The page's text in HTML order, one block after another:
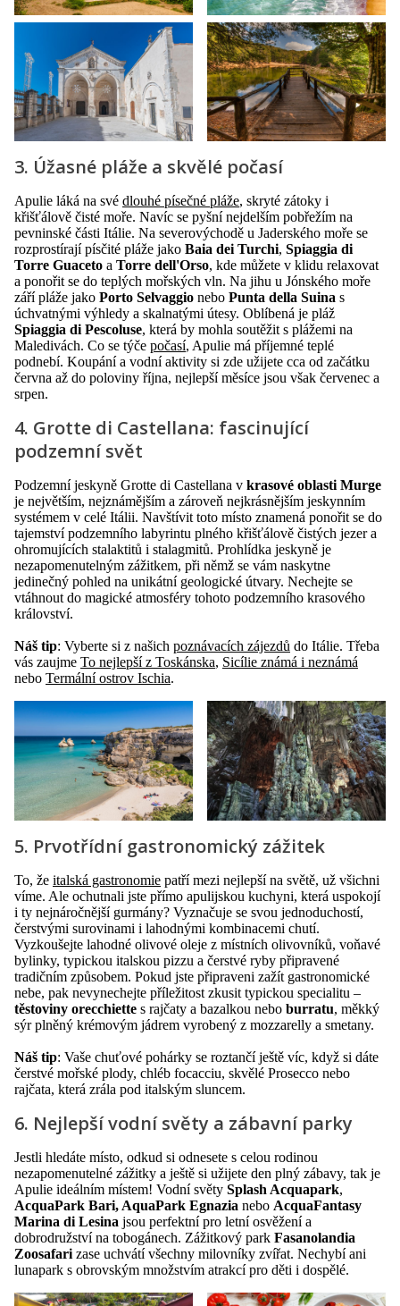
3. Úžasné pláže a skvělé počasí
Apulie láká na své dlouhé písečné pláže, skryté zátoky i
křišťálově čisté moře. Navíc se pyšní nejdelším pobřežím na
pevninské části Itálie. Na severovýchodě u Jaderského moře se
rozprostírají písčité pláže jako Baia dei Turchi, Spiaggia di
Torre Guaceto a Torre dell'Orso, kde můžete v klidu relaxovat
a ponořit se do teplých mořských vln. Na jihu u Jónského moře
září pláže jako Porto Selvaggio nebo Punta della Suina s
úchvatnými výhledy a skalnatými útesy. Oblíbená je pláž
Spiaggia di Pescoluse, která by mohla soutěžit s plážemi na
Maledivách. Co se týče počasí, Apulie má příjemné teplé
podnebí. Koupání a vodní aktivity si zde užijete cca od začátku
června až do poloviny října, nejlepší měsíce jsou však červenec a
srpen.
4. Grotte di Castellana: fascinující
podzemní svět
Podzemní jeskyně Grotte di Castellana v krasové oblasti Murge
je největším, nejznámějším a zároveň nejkrásnějším jeskynním
systémem v celé Itálii. Navštívit toto místo znamená ponořit se do
tajemství podzemního labyrintu plného křišťálově čistých jezer a
ohromujících stalaktitů i stalagmitů. Prohlídka jeskyně je
nezapomenutelným zážitkem, při němž se vám naskytne
jedinečný pohled na unikátní geologické útvary. Nechejte se
vtáhnout do magické atmosféry tohoto podzemního krasového
království.
Náš tip: Vyberte si z našich poznávacích zájezdů do Itálie. Třeba
vás zaujme To nejlepší z Toskánska, Sicílie známá i neznámá
nebo Termální ostrov Ischia.
5. Prvotřídní gastronomický zážitek
To, že italská gastronomie patří mezi nejlepší na světě, už všichni
víme. Ale ochutnali jste přímo apulijskou kuchyni, která uspokojí
i ty nejnáročnější gurmány? Vyznačuje se svou jednoduchostí,
čerstvými surovinami i lahodnými kombinacemi chutí.
Vyzkoušejte lahodné olivové oleje z místních olivovníků, voňavé
bylinky, typickou italskou pizzu a čerstvé ryby připravené
tradičním způsobem. Pokud jste připraveni zažít gastronomické
nebe, pak nevynechejte příležitost zkusit typickou specialitu –
těstoviny orecchiette s rajčaty a bazalkou nebo burratu, měkký
sýr plněný krémovým jádrem vyrobený z mozzarelly a smetany.
Náš tip: Vaše chuťové pohárky se roztančí ještě víc, když si dáte
čerstvé mořské plody, chléb focacciu, skvělé Prosecco nebo
rajčata, která zrála pod italským sluncem.
6. Nejlepší vodní světy a zábavní parky
Jestli hledáte místo, odkud si odnesete s celou rodinou
nezapomenutelné zážitky a ještě si užijete den plný zábavy, tak je
Apulie ideálním místem! Vodní světy Splash Acquapark,
AcquaPark Bari, AquaPark Egnazia nebo AcquaFantasy
Marina di Lesina jsou perfektní pro letní osvěžení a
dobrodružství na tobogánech. Zážitkový park Fasanolandia
Zoosafari zase uchvátí všechny milovníky zvířat. Nechybí ani
lunapark s obrovským množstvím atrakcí pro děti i dospělé.